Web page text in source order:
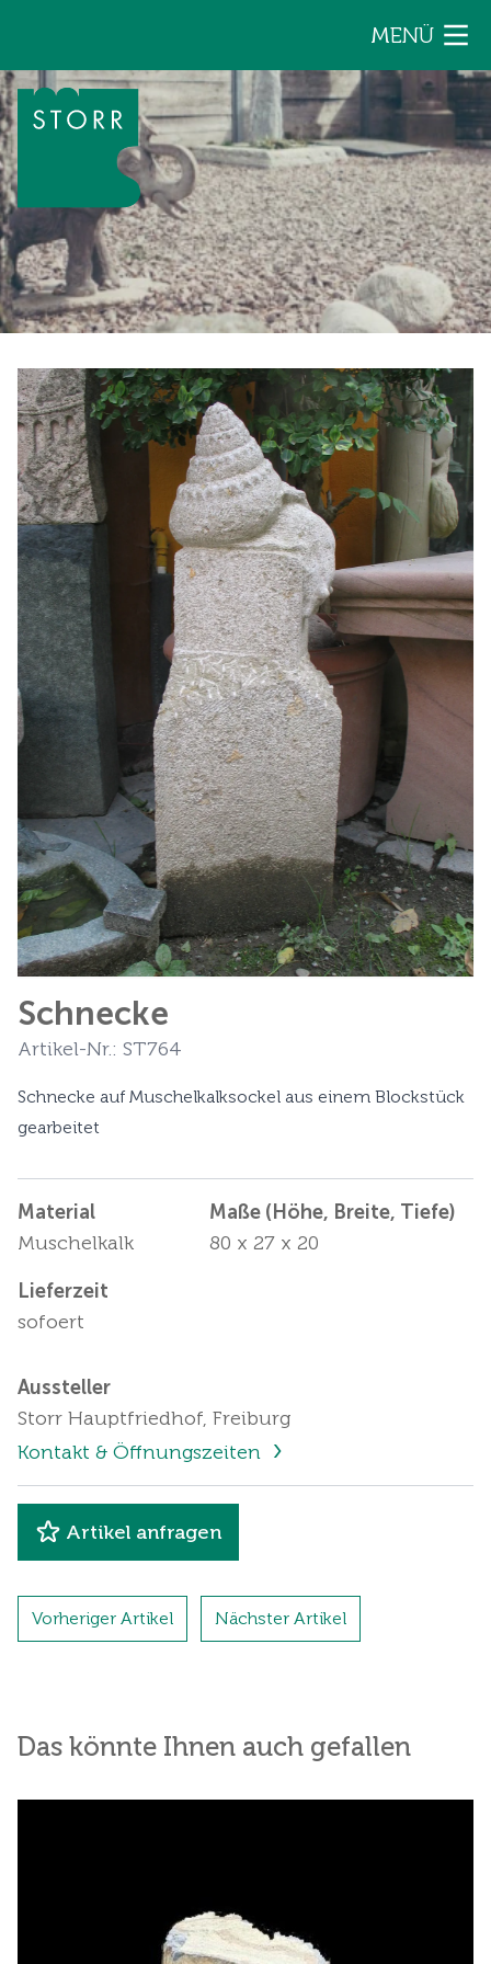
MENÜ
Schnecke
Artikel-Nr.: ST764
Schnecke auf Muschelkalksockel aus einem Blockstück
gearbeitet
Material
Muschelkalk
Maße (Höhe, Breite, Tiefe)
80 x 27 x 20
Lieferzeit
sofoert
Aussteller
Storr Hauptfriedhof, Freiburg
Kontakt & Öffnungszeiten
Artikel anfragen
Vorheriger Artikel Nächster Artikel
Das könnte Ihnen auch gefallen